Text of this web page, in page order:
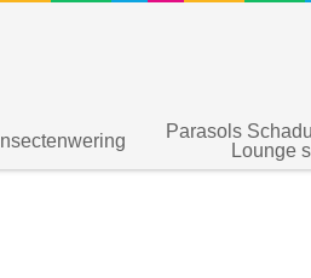
Insectenwering
Parasols
Lounge